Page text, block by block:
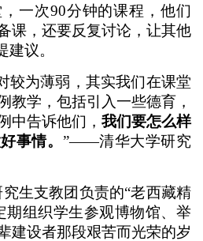
一次90分钟的课程，他们
课，还要反复讨论，让其他
建议。
为薄弱，其实我们在课堂
教学，包括引入一些德育，
中告诉他们， 我们要怎么样
事情。 ”——清华大学研究
生支教团负责的“老西藏精
期组织学生参观博物馆、举
建设者那段艰苦而光荣的岁